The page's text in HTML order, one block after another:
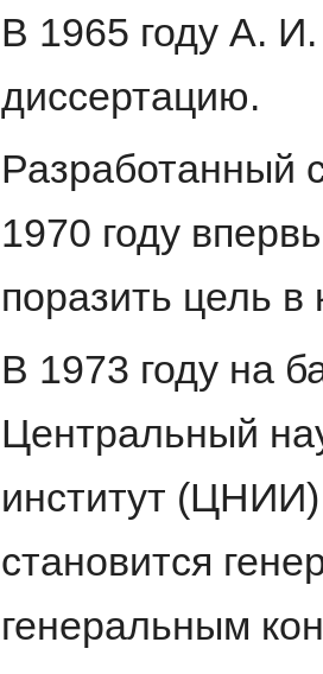
В 1965 году А.
диссертацию.
Разработанный
1970 году
поразить цель в
В 1973 году на
Центральный
институт
становится
генеральным